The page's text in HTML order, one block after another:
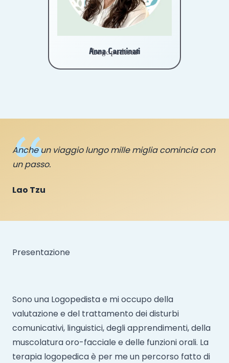
Anna Carminati
Logopedista
Anche un viaggio lungo mille miglia comincia con
un passo.
Lao Tzu
Presentazione
Sono una Logopedista e mi occupo della
valutazione e del trattamento dei disturbi
comunicativi, linguistici, degli apprendimenti, della
muscolatura oro-facciale e delle funzioni orali. La
terapia logopedica è per me un percorso fatto di